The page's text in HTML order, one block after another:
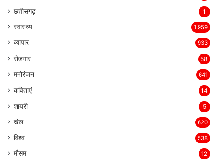
छत्तीसगढ़ 1
स्वास्थ्य 1,959
व्यापार 933
रोज़गार 58
मनोरंजन 641
कविताएं 14
शायरी 5
खेल 620
विश्व 538
मौसम 12